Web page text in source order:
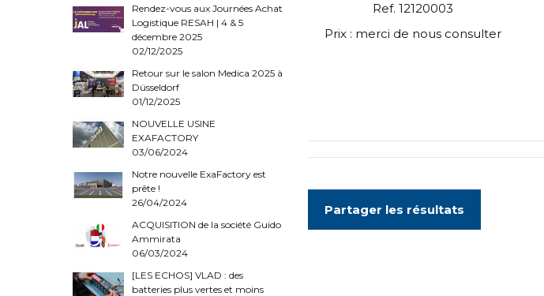
Rendez-vous aux Journées Achat
Logistique RESAH | 4 & 5
décembre 2025
02/12/2025
Retour sur le salon Medica 2025 à
Düsseldorf
01/12/2025
NOUVELLE USINE
EXAFACTORY
03/06/2024
Notre nouvelle ExaFactory est
prête !
26/04/2024
ACQUISITION de la société Guido
Ammirata
06/03/2024
[LES ECHOS] VLAD : des
batteries plus vertes et moins
Ref. 12120003
Prix : merci de nous consulter
Partager les résultats